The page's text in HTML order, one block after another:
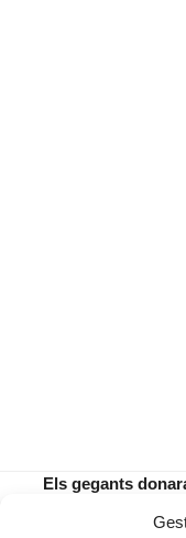
Els gegants